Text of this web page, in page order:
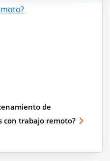
de
con trabajo remoto?